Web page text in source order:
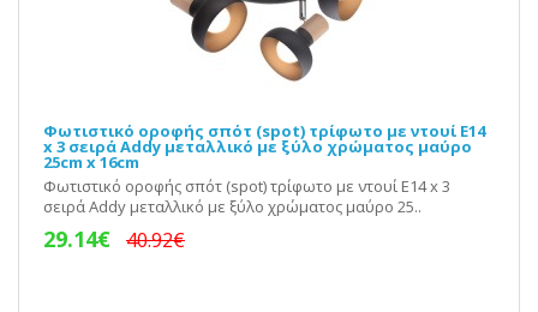
Φωτιστικό οροφής σπότ (spot) τρίφωτο με ντουί E14
x 3 σειρά Addy μεταλλικό με ξύλο χρώματος μαύρο
25cm x 16cm
Φωτιστικό οροφής σπότ (spot) τρίφωτο με ντουί E14 x 3
σειρά Addy μεταλλικό με ξύλο χρώματος μαύρο 25..
29.14€ 40.92€